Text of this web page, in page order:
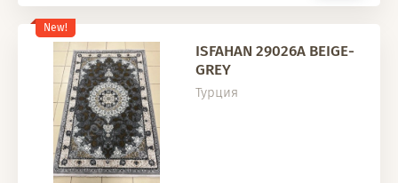
New!
ISFAHAN 29026A BEIGE-
GREY
Турция